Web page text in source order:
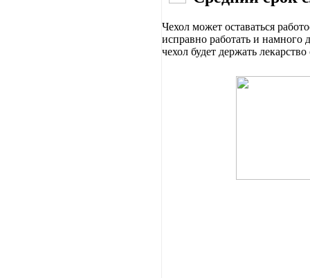
Чехол может оставаться
исправно работать и
чехол будет держать